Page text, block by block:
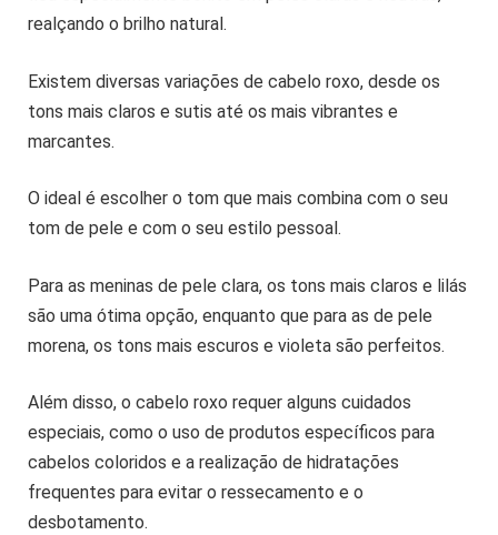
realçando o brilho natural.
Existem diversas variações de cabelo roxo, desde os
tons mais claros e sutis até os mais vibrantes e
marcantes.
O ideal é escolher o tom que mais combina com o seu
tom de pele e com o seu estilo pessoal.
Para as meninas de pele clara, os tons mais claros e lilás
são uma ótima opção, enquanto que para as de pele
morena, os tons mais escuros e violeta são perfeitos.
Além disso, o cabelo roxo requer alguns cuidados
especiais, como o uso de produtos específicos para
cabelos coloridos e a realização de hidratações
frequentes para evitar o ressecamento e o
desbotamento.